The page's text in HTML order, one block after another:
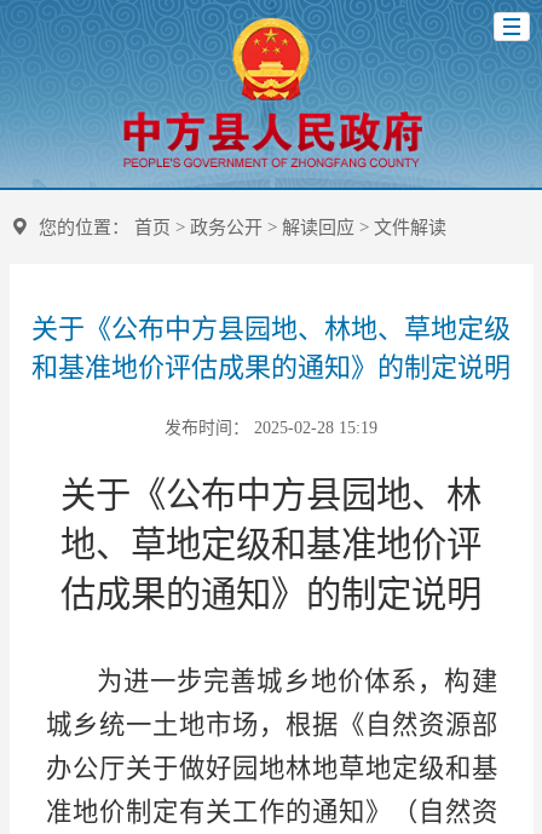
您的位置： 首页 > 政务公开> 解读回应 > 文件解读
关于《公布中方县园地、林地、草地定级
和基准地价评估成果的通知》的制定说明
发布时间： 2025-02-28 15:19
关于 《公布中方县园地、林
地、草地定级和基准地价评
估成果的通知》 的制定说明
为进一步完善城乡地价体系，构建
城乡统一土地市场，根据《自然资源部
办公厅关于做好园地林地草地定级和基
准地价制定有关工作的通知》（自然资